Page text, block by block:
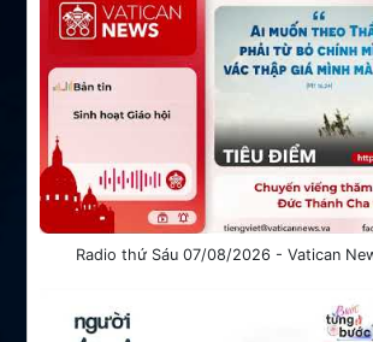
Radio thứ Sáu 07/08/2026 - Vatican